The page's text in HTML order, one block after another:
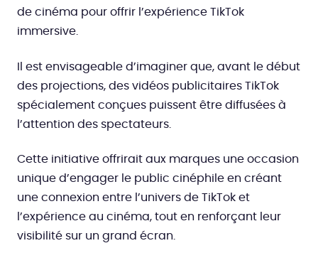
de cinéma pour offrir l’expérience TikTok
immersive.
Il est envisageable d’imaginer que, avant le début
des projections, des vidéos publicitaires TikTok
spécialement conçues puissent être diffusées à
l’attention des spectateurs.
Cette initiative offrirait aux marques une occasion
unique d’engager le public cinéphile en créant
une connexion entre l’univers de TikTok et
l’expérience au cinéma, tout en renforçant leur
visibilité sur un grand écran.